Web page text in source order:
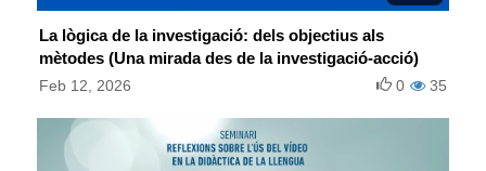
La lògica de la investigació: dels objectius als
mètodes (Una mirada des de la investigació-acció)
Feb 12, 2026 35
0